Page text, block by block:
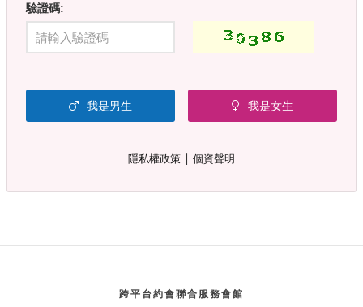
驗證碼:
我是男生 我是女生
隱私權政策 ∣ 個資聲明
跨平台約會聯合服務會館